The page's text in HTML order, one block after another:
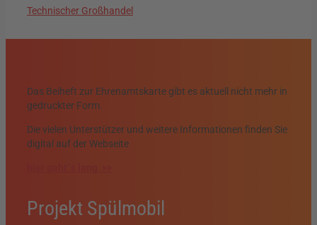
Technischer Großhandel
Das Beiheft zur Ehrenamtskarte gibt es aktuell nicht mehr in
gedruckter Form.
Die vielen Unterstützer und weitere Informationen finden Sie
digital auf der Webseite
Projekt Spülmobil